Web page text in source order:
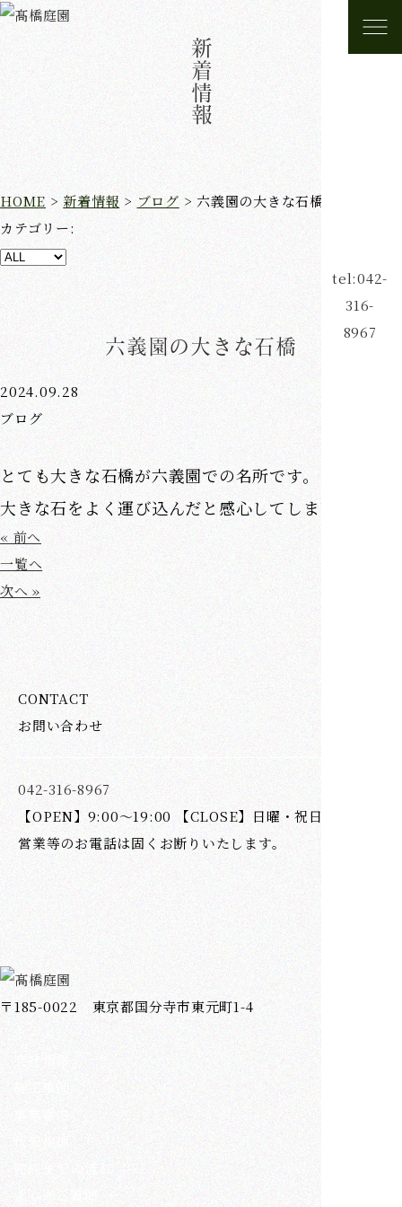
tel:042-
316-
8967
新着情報
HOME>新着情報 > ブログ> 六義園の大きな石橋
カテゴリー:
六義園の大きな石橋
2024.09.28
ブログ
とても大きな石橋が六義園での名所です。こんなに
大きな石をよく運び込んだと感心してしまいます。
« 前へ
一覧へ
次へ »
CONTACT
お問い合わせ
042-316-8967
【OPEN】9:00～19:00 【CLOSE】日曜・祝日
営業等のお電話は固くお断りいたします。
〒185-0022 東京都国分寺市東元町1-4
ホーム
会社情報
施工事例
事業案内
代表挨拶
完成までの流れ
よくある質問